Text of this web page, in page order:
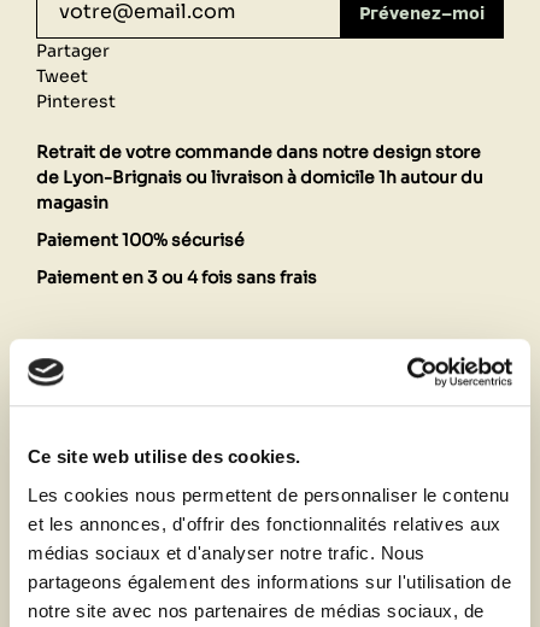
Ce site web utilise des cookies.
Les cookies nous permettent de personnaliser le contenu
et les annonces, d'offrir des fonctionnalités relatives aux
médias sociaux et d'analyser notre trafic. Nous
partageons également des informations sur l'utilisation de
notre site avec nos partenaires de médias sociaux, de
Prévenez-moi
Partager
Tweet
Pinterest
Retrait de votre commande dans notre design store
de Lyon-Brignais ou livraison à domicile 1h autour du
magasin
Paiement 100% sécurisé
Paiement en 3 ou 4 fois sans frais
Description
Vous aimerez aussi